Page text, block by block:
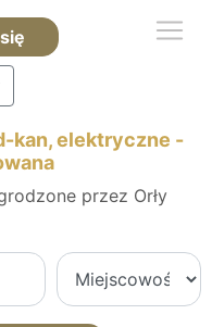
kan, elektryczne -
przez Orły